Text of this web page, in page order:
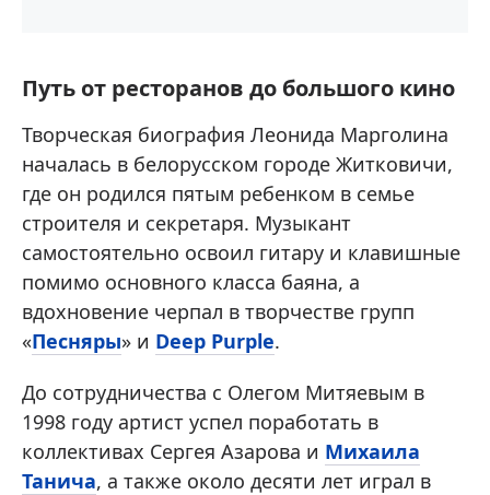
Путь от ресторанов до большого кино
Творческая биография Леонида Марголина
началась в белорусском городе Житковичи,
где он родился пятым ребенком в семье
строителя и секретаря. Музыкант
самостоятельно освоил гитару и клавишные
помимо основного класса баяна, а
вдохновение черпал в творчестве групп
«Песняры» и Deep Purple.
До сотрудничества с Олегом Митяевым в
1998 году артист успел поработать в
коллективах Сергея Азарова и Михаила
Танича, а также около десяти лет играл в